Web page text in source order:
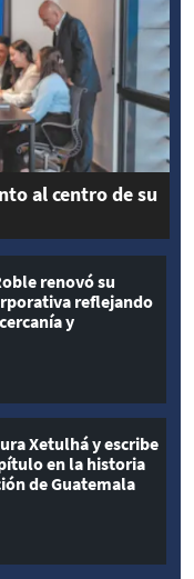
al centro de su
renovó su
reflejando
y
Xetulhá y escribe
en la historia
de Guatemala